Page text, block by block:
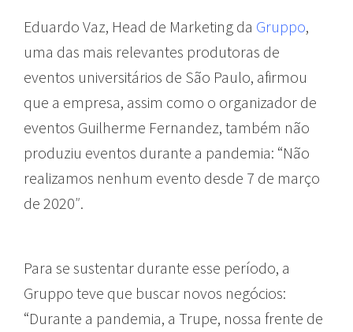
Eduardo Vaz, Head de Marketing da Gruppo,
uma das mais relevantes produtoras de
eventos universitários de São Paulo, afirmou
que a empresa, assim como o organizador de
eventos Guilherme Fernandez, também não
produziu eventos durante a pandemia: “Não
realizamos nenhum evento desde 7 de março
de 2020″.
Para se sustentar durante esse período, a
Gruppo teve que buscar novos negócios:
“Durante a pandemia, a Trupe, nossa frente de